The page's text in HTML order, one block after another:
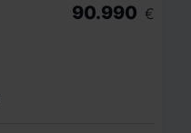
90.990 €